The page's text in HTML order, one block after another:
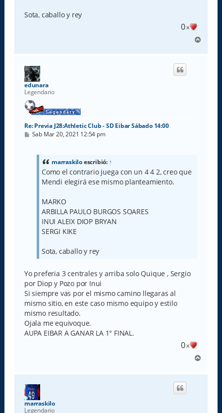
Sota, caballo y rey
0x
r
edunara
Legendario
Re: Previa J28:Athletic Club - SD Eibar Sábado 14:00
M
Sab Mar 20, 2021 12:54 pm
marraskiloescribió: ↑
Como el contrario juega con un 4 4 2, creo que
Mendi elegirá ese mismo planteamiento.
MARKO
ARBILLA PAULO BURGOS SOARES
INUI ALEIX DIOP BRYAN
SERGI KIKE
Sota, caballo y rey
Yo preferia 3 centrales y arriba solo Quique , Sergio
por Diop y Pozo por Inui
Si siempre vas por el mismo camino llegaras al
mismo sitio, en este caso mismo equipo y estilo
mismo resultado.
Ojala me equivoque.
AUPA EIBAR A GANAR LA 1° FINAL.
0x
r
marraskilo
Legendario